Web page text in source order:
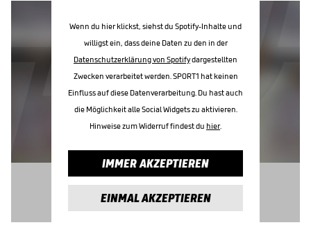
Wenn du hier klickst, siehst du Spotify-Inhalte und
willigst ein, dass deine Daten zu den in der
Datenschutzerklärung von Spotifydargestellten
Zwecken verarbeitet werden. SPORT1 hat keinen
Einfluss auf diese Datenverarbeitung. Du hast auch
die Möglichkeit alle Social Widgets zu aktivieren.
Hinweise zum Widerruf findest du hier.
IMMER AKZEPTIEREN
EINMAL AKZEPTIEREN